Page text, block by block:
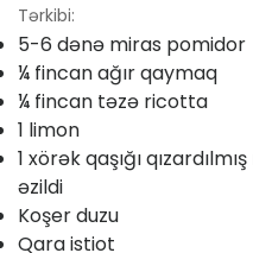
Tərkibi:
5-6 dənə miras pomidor
¼ fincan ağır qaymaq
¼ fincan təzə ricotta
1 limon
1 xörək qaşığı
əzildi
Koşer duzu
Qara istiot